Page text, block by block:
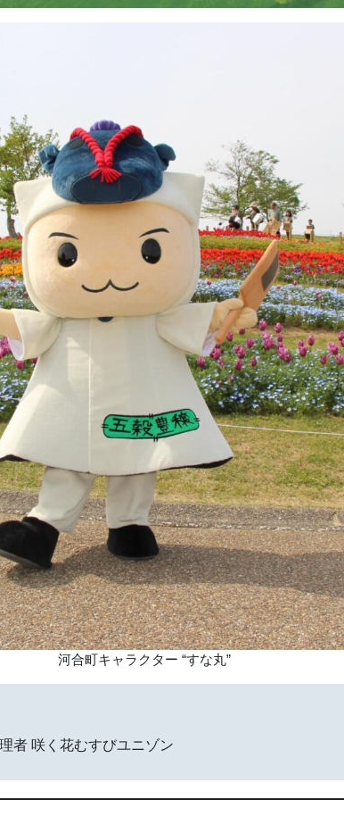
河合町キャラクター “すな丸”
者 咲く花むすびユニゾン